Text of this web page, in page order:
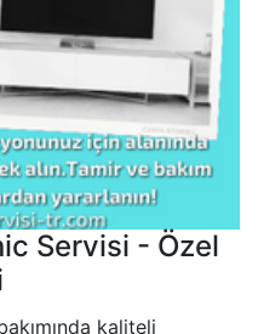
Servisi - Özel
kaliteli